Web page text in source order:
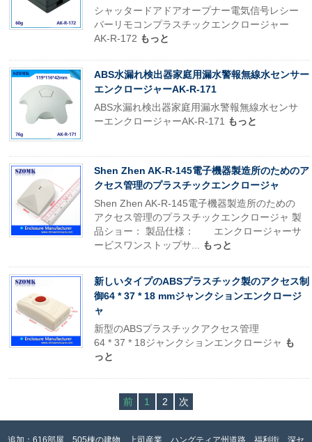
シャッタードアドアオープナー電気信号レシー
バーリモコンプラスチックエンクロージャー
AK-R-172 もっと
ABS水漏れ検出器家庭用漏水警報無線水センサー
エンクロージャーAK-R-171
ABS水漏れ検出器家庭用漏水警報無線水センサ
ーエンクロージャーAK-R-171 もっと
Shen Zhen AK-R-145電子機器製造所のためのア
クセス管理のプラスチックエンクロージャ
Shen Zhen AK-R-145電子機器製造所のための
アクセス管理のプラスチックエンクロージャ 製
品ショー： 製品仕様： エンクロージャーサ
ービスワンストップサ...
もっと
新しいタイプのABSプラスチック製のアクセス制
御64 * 37 * 18 mmジャンクションエンクロージ
ャ
新型のABSプラスチックアクセス管理
64 * 37 * 18ジャンクションエンクロージャ も
っと
前 1 2 次
追加：616部屋、505棟の建物、上司産業、ハングティア州道路、福利街、深セ